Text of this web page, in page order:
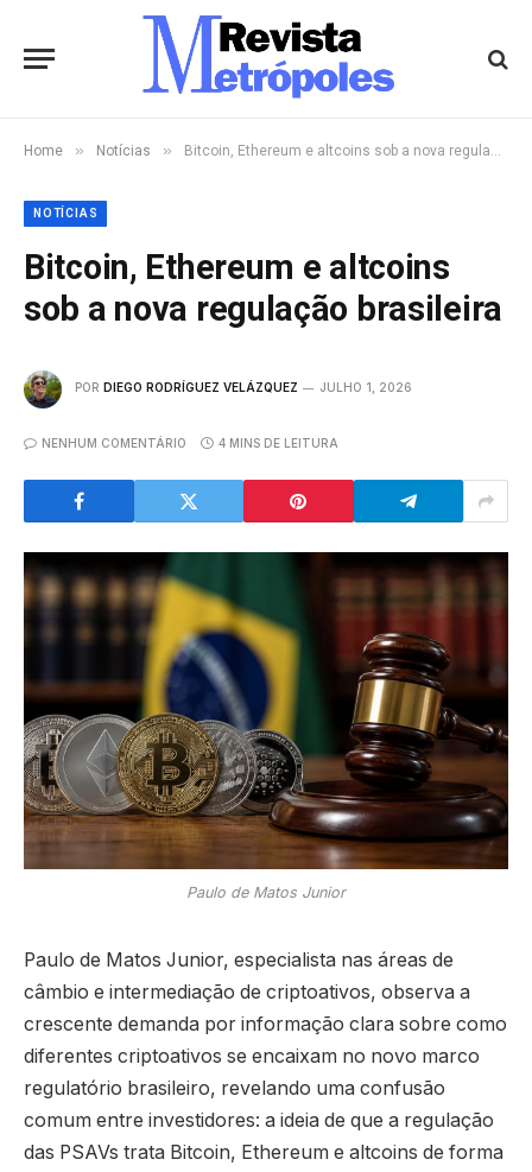
Home » Notícias » Bitcoin, Ethereum e altcoins sob a nova regulação brasileira
NOTÍCIAS
Bitcoin, Ethereum e altcoins
sob a nova regulação brasileira
POR DIEGO RODRÍGUEZ VELÁZQUEZ JULHO 1, 2026
NENHUM COMENTÁRIO 4 MINS DE LEITURA
Paulo de Matos Junior
Paulo de Matos Junior, especialista nas áreas de
câmbio e intermediação de criptoativos, observa a
crescente demanda por informação clara sobre como
diferentes criptoativos se encaixam no novo marco
regulatório brasileiro, revelando uma confusão
comum entre investidores: a ideia de que a regulação
das PSAVs trata Bitcoin, Ethereum e altcoins de forma